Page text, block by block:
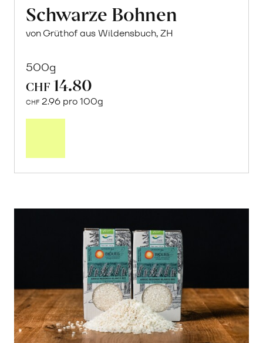
Schwarze Bohnen
von Grüthof aus Wildensbuch, ZH
500g
CHF 14.80
CHF 2.96 pro 100g